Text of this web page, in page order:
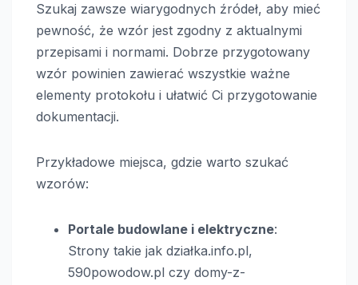
Szukaj zawsze wiarygodnych źródeł, aby mieć
pewność, że wzór jest zgodny z aktualnymi
przepisami i normami. Dobrze przygotowany
wzór powinien zawierać wszystkie ważne
elementy protokołu i ułatwić Ci przygotowanie
dokumentacji.
Przykładowe miejsca, gdzie warto szukać
wzorów:
Portale budowlane i elektryczne:
Strony takie jak działka.info.pl,
590powodow.pl czy domy-z-